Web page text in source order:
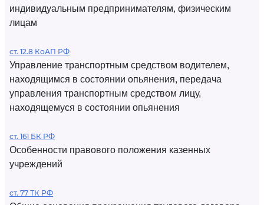
индивидуальным предпринимателям, физическим
лицам
ст. 12.8 КоАП РФ
Управление транспортным средством водителем,
находящимся в состоянии опьянения, передача
управления транспортным средством лицу,
находящемуся в состоянии опьянения
ст. 161 БК РФ
Особенности правового положения казенных
учреждений
ст. 77 ТК РФ